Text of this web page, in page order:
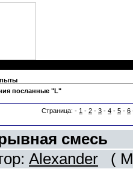
посланные "L"
Страница: - 1 - 2 - 3 - 4 - 5 - 6
смесь
Alexander (